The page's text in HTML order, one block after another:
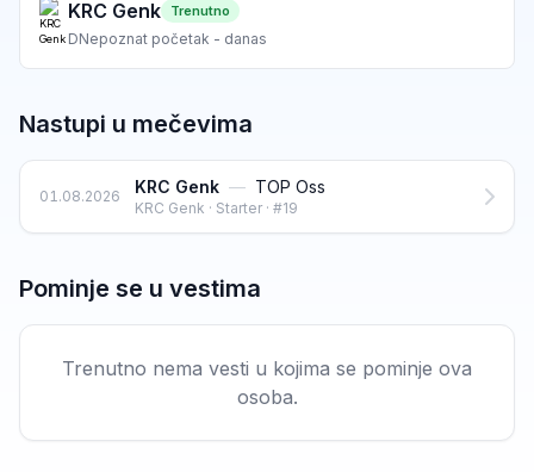
KRC Genk Trenutno
DNepoznat početak - danas
Nastupi u mečevima
01.08.2026 KRC Genk — TOP Oss
KRC Genk · Starter · #19
Pominje se u vestima
Trenutno nema vesti u kojima se pominje ova
osoba.